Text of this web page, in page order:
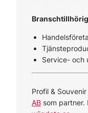
Service- och
Profil &
AB som partner.